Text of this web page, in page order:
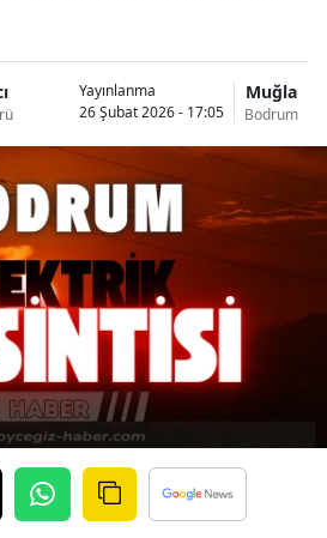
Yayınlanma
26 Şubat 2026 - 17:05
Muğla
Bodrum